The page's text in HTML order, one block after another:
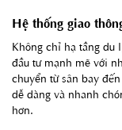
Hệ thống giao
Không chỉ hạ tầng du
đầu tư mạnh mẽ với
chuyển từ sân bay
dễ dàng và nhanh
hơn.